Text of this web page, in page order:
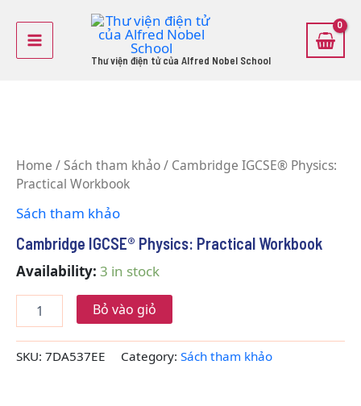
content
Main
Menu
Thư viện điện tử của Alfred Nobel School
Home /Sách tham khảo/ Cambridge IGCSE® Physics:
Practical Workbook
Sách tham khảo
Cambridge IGCSE® Physics: Practical Workbook
Availability: 3 in stock
Physics:
Practical
quantity
Bỏ vào giỏ
SKU: 7DA537EE Category: Sách tham khảo